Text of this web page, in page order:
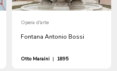
Opera d'arte
Fontana Antonio Bossi
Otto Maraini | 1895